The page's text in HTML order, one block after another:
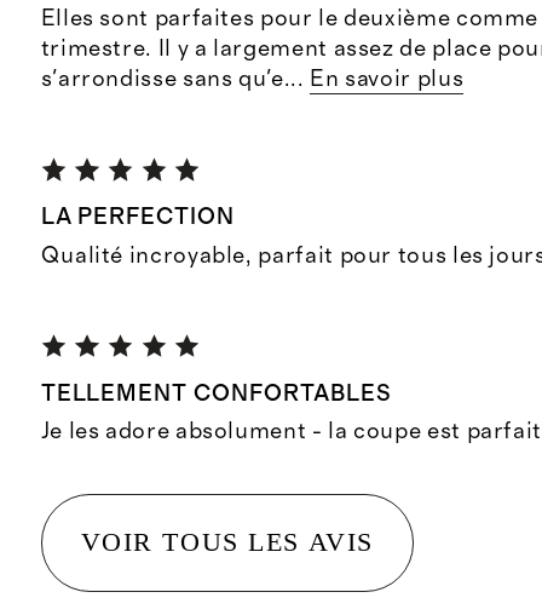
Elles sont parfaites pour le deuxième
trimestre. Il y a largement assez de place
s'arrondisse sans qu'e... En savoir plus
LA PERFECTION
Qualité incroyable, parfait pour tous les
TELLEMENT CONFORTABLES
Je les adore absolument - la coupe est
VOIR TOUS LES AVIS